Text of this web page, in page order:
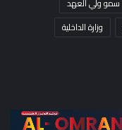
وزارة الداخلية